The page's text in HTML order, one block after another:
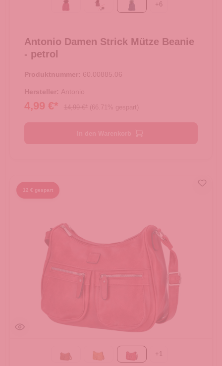
bordeaux petrol
+6
Antonio Damen Strick Mütze Beanie
- petrol
Produktnummer: 60.00885.06
Hersteller: Antonio
4,99 €* 14,99 €* (66.71% gespart)
12 € gespart
Camel gelb rot
+1